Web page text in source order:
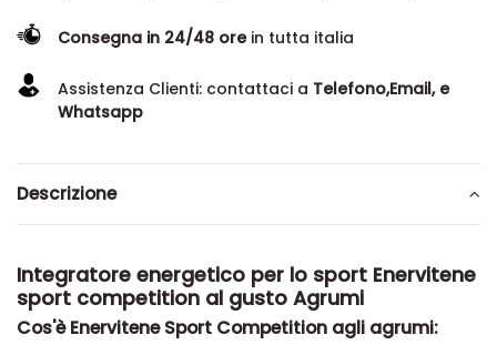
Consegna in 24/48 orein tutta italia
Assistenza Clienti: contattaci a Telefono,Email, e
Whatsapp
Descrizione
Integratore energetico per lo sport Enervitene
sport competition al gusto Agrumi
Cos'è Enervitene Sport Competition agli agrumi: